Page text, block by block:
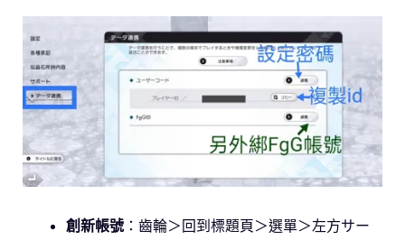
創新帳號：齒輪＞回到標題頁＞選單＞左方サー